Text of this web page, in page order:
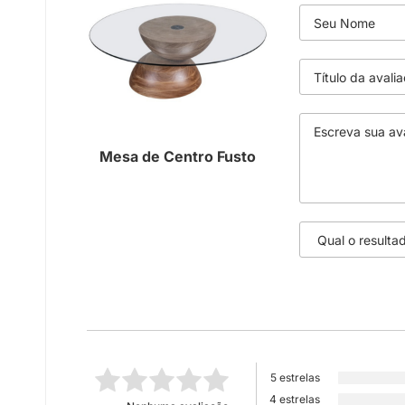
Mesa de Centro Fusto
5 estrelas
4 estrelas